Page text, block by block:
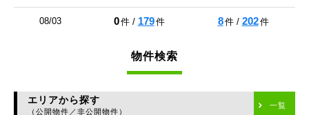
08/03 0件 / 179件 8件 / 202件
物件検索
エリアから探す
（公開物件／非公開物件）
一覧